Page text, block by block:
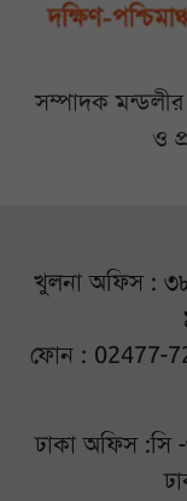
সম্পাদক
ও
খুলনা অফিস :
ফোন : 02477-
ঢাকা অফিস :সি